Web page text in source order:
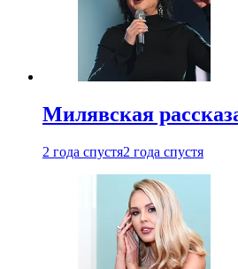
Милявская
2 года спустя2 года спустя